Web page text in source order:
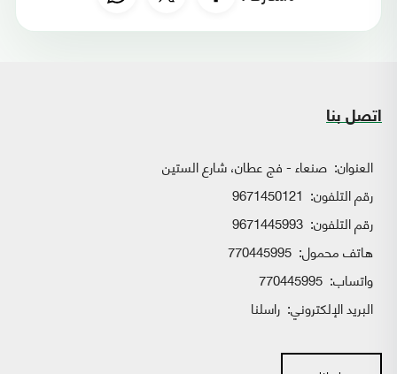
اتصل بنا
العنوان: صنعاء - فج عطان، شارع الستين
رقم التلفون: 9671450121
رقم التلفون: 9671445993
هاتف محمول: 770445995
واتساب:
البريد الإلكتروني: راسلنا